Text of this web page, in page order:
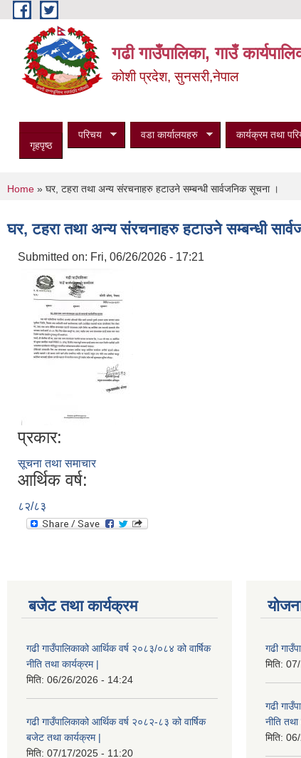
Skip to main content
गढी गाउँपालिका, गाउँ
कोशी प्रदेश, सुनसरी,नेपाल
गृहपृष्ठ
परिचय वडा कार्यालयहरु कार्यक्रम तथा
You are here
Home » घर, टहरा तथा अन्य संरचनाहरु हटाउने सम्बन्धी सार्वजनिक सूचना ।
घर, टहरा तथा अन्य संरचनाहरु हटाउने सम्बन्धी
Submitted on: Fri, 06/26/2026 - 17:21
प्रकार:
सूचना तथा समाचार
आर्थिक वर्ष:
८२/८३
बजेट तथा कार्यक्रम
गढी गाउँपालिकाको आर्थिक वर्ष २०८३/०८४ को वार्षिक
नीति तथा कार्यक्रम |
मिति: 06/26/2026 - 14:24
गढी गाउँपालिकाको आर्थिक वर्ष २०८२-८३ को वार्षिक
बजेट तथा कार्यक्रम |
मिति: 07/17/2025 - 11:20
गढी
मिति:
गढी
नीति
मिति: